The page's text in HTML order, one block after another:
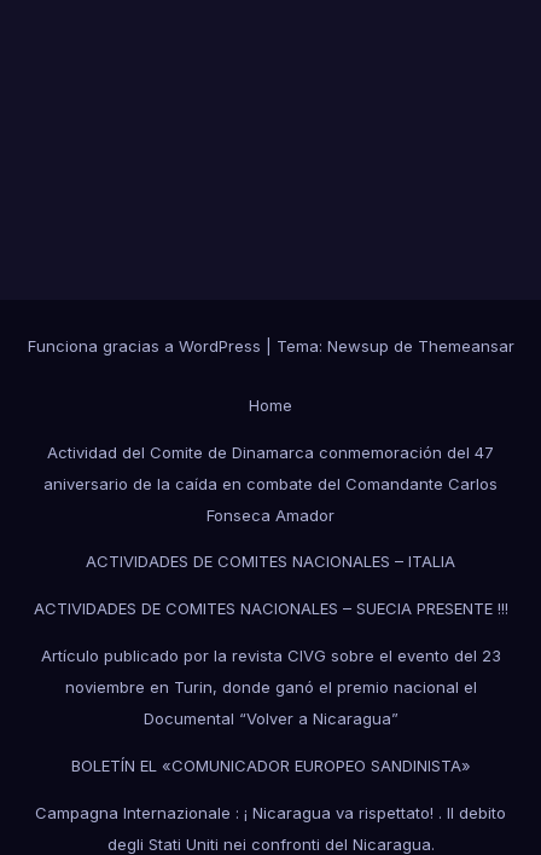
Funciona gracias a WordPress Tema: Newsup de Themeansar
Home
Actividad del Comite de Dinamarca conmemoración del 47
aniversario de la caída en combate del Comandante Carlos
Fonseca Amador
ACTIVIDADES DE COMITES NACIONALES – ITALIA
ACTIVIDADES DE COMITES NACIONALES – SUECIA PRESENTE !!!
Artículo publicado por la revista CIVG sobre el evento del 23
noviembre en Turin, donde ganó el premio nacional el
Documental “Volver a Nicaragua”
BOLETÍN EL «COMUNICADOR EUROPEO SANDINISTA»
Campagna Internazionale : ¡ Nicaragua va rispettato! . Il debito
degli Stati Uniti nei confronti del Nicaragua.